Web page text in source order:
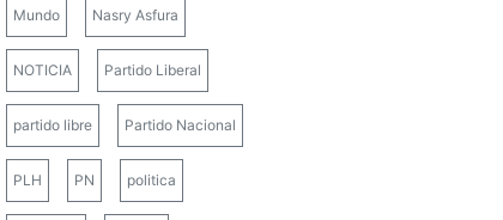
Mundo Nasry Asfura
NOTICIA Partido Liberal
partido libre Partido Nacional
PLH PN politica